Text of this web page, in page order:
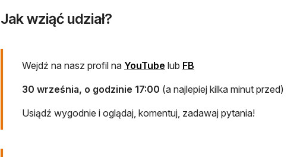
Jak wziąć udział?
Wejdź na nasz profil na YouTube otwiera się w nowej karcie
lub FB
30 września, o godzinie 17:00 (a najlepiej kilka minut przed)
Usiądź wygodnie i oglądaj, komentuj, zadawaj pytania!